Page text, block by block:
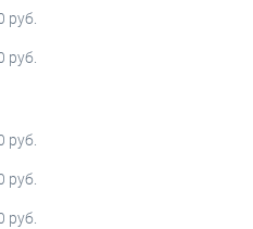
руб.
руб.
руб.
руб.
руб.